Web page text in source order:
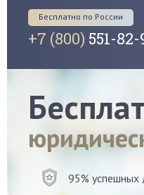
Бесплатно по России
+7 (800) 551-82-
95% успешных